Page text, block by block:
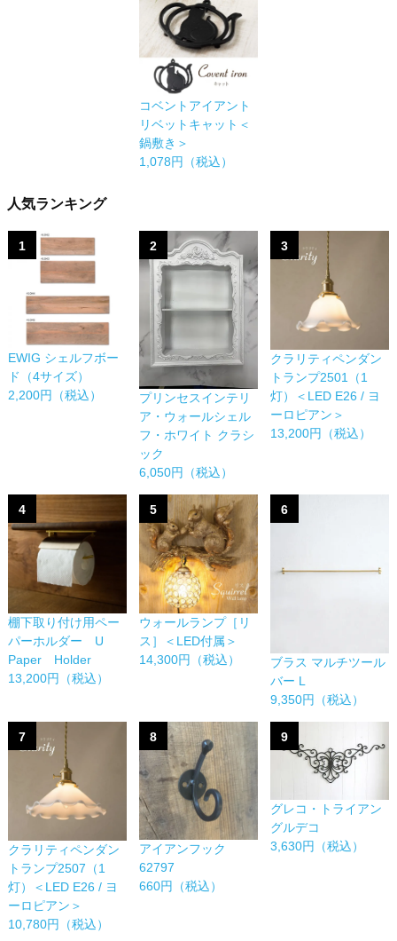
コベントアイアント
リベットキャット＜
鍋敷き＞
1,078円（税込）
人気ランキング
1
EWIG シェルフボー
ド（4サイズ）
2,200円（税込）
2
プリンセスインテリ
ア・ウォールシェル
フ・ホワイト クラシ
ック
6,050円（税込）
3
クラリティペンダン
トランプ2501（1
灯）＜LED E26 / ヨ
ーロピアン＞
13,200円（税込）
4
棚下取り付け用ペー
パーホルダー U
Paper Holder
13,200円（税込）
5
ウォールランプ［リ
ス］＜LED付属＞
14,300円（税込）
6
ブラス マルチツール
バー L
9,350円（税込）
7
クラリティペンダン
トランプ2507（1
灯）＜LED E26 / ヨ
ーロピアン＞
10,780円（税込）
8
アイアンフック
62797
660円（税込）
9
グレコ・トライアン
グルデコ
3,630円（税込）